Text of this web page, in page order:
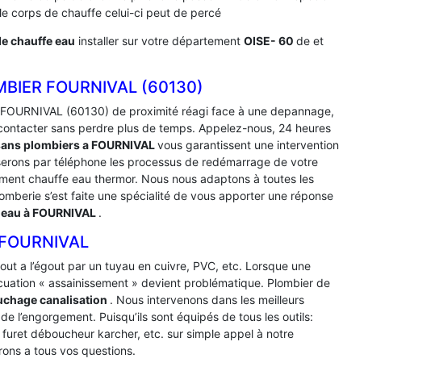
corps de chauffe celui-ci peut de percé
chauffe eau installer sur votre département OISE- 60 de et
FOURNIVAL (60130)
(60130) de proximité réagi face à une depannage,
sans perdre plus de temps. Appelez-nous, 24 heures
plombiers a FOURNIVALvous garantissent une intervention
par téléphone les processus de redémarrage de votre
chauffe eau thermor. Nous nous adaptons à toutes les
s’est faite une spécialité de vous apporter une réponse
à FOURNIVAL .
a l’égout par un tuyau en cuivre, PVC, etc. Lorsque une
« assainissement » devient problématique. Plombier de
canalisation . Nous intervenons dans les meilleurs
l’engorgement. Puisqu’ils sont équipés de tous les outils:
furet déboucheur karcher, etc. sur simple appel à notre
a tous vos questions.